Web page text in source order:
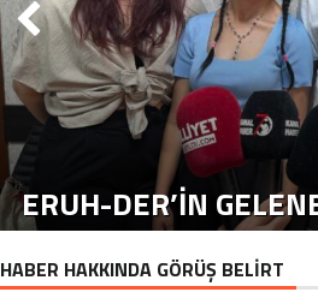
ERUH-DER’IN
HABER HAKKINDA GÖRÜŞ BELİRT